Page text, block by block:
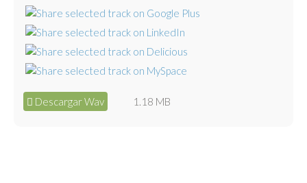
Descargar Wav 1.18 MB